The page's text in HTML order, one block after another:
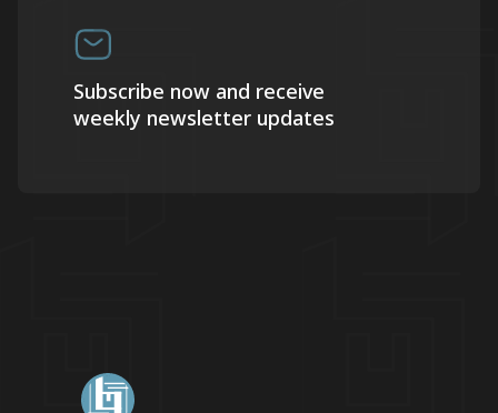
Subscribe now and receive
weekly newsletter updates